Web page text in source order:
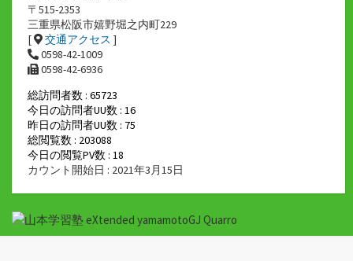
〒515-2353
三重県松阪市嬉野堀之内町229
[
交通アクセス ]
0598-42-1009
0598-42-6936
総訪問者数 : 65723
今日の訪問者UU数 : 16
昨日の訪問者UU数 : 75
総閲覧数 : 203088
今日の閲覧PV数 : 18
カウント開始日 : 2021年3月15日